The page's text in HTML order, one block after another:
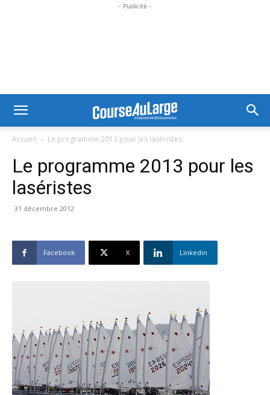
- Publicité -
Accueil Le programme 2013 pour les laséristes
Le programme 2013 pour les
laséristes
31 décembre 2012
Facebook X Linkedin